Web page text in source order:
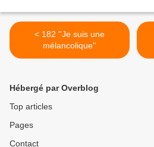
< 182 ''Je suis une
mélancolique''
Hébergé par Overblog
Top articles
Pages
Contact